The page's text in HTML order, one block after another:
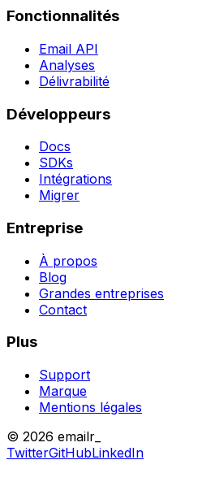
Fonctionnalités
Email API
Analyses
Délivrabilité
Développeurs
Docs
SDKs
Intégrations
Migrer
Entreprise
À propos
Blog
Grandes entreprises
Contact
Plus
Support
Marque
Mentions légales
© 2026 emailr_
TwitterGitHubLinkedIn